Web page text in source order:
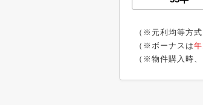
（※元利均等方式
（※ボーナスは
（※物件購入時